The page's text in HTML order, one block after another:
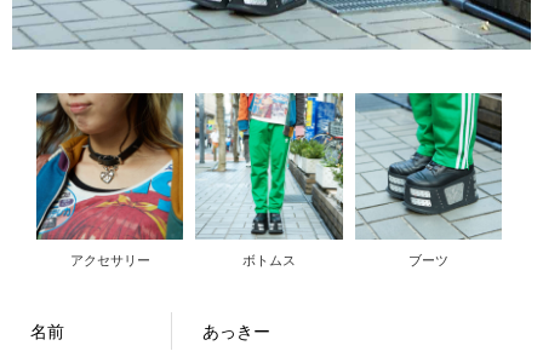
アクセサリー ボトムス ブーツ
名前 あっきー